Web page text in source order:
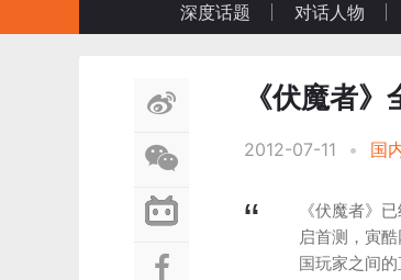
深度话题
对话人物
《伏魔者
2012-07-11 • 国
《伏魔者》
启首测，寅
国玩家之间的